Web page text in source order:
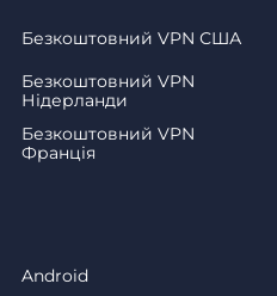
Android
Безкоштовний VPN США
Безкоштовний VPN
Нідерланди
Безкоштовний VPN
Франція